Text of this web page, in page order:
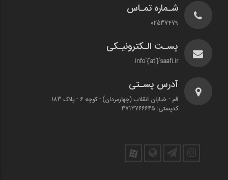
شـماره تمـاس
02537479
پسـت الـکترونیـکی
info`{`at`}`saafi.ir
آدرس پسـتی
قم - خیابان انقلاب (چهارمردان)‌ - کوچه 6 - پلاک 183
کدپستی: 3713766645